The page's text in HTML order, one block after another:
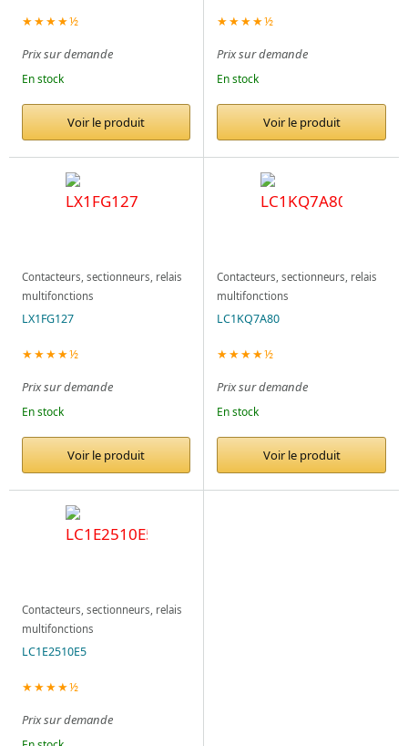
★★★★½
Prix sur demande
En stock
Voir le produit
★★★★½
Prix sur demande
En stock
Voir le produit
Contacteurs, sectionneurs, relais
multifonctions
LX1FG127
★★★★½
Prix sur demande
En stock
Voir le produit
Contacteurs, sectionneurs, relais
multifonctions
LC1KQ7A80
★★★★½
Prix sur demande
En stock
Voir le produit
Contacteurs, sectionneurs, relais
multifonctions
LC1E2510E5
★★★★½
Prix sur demande